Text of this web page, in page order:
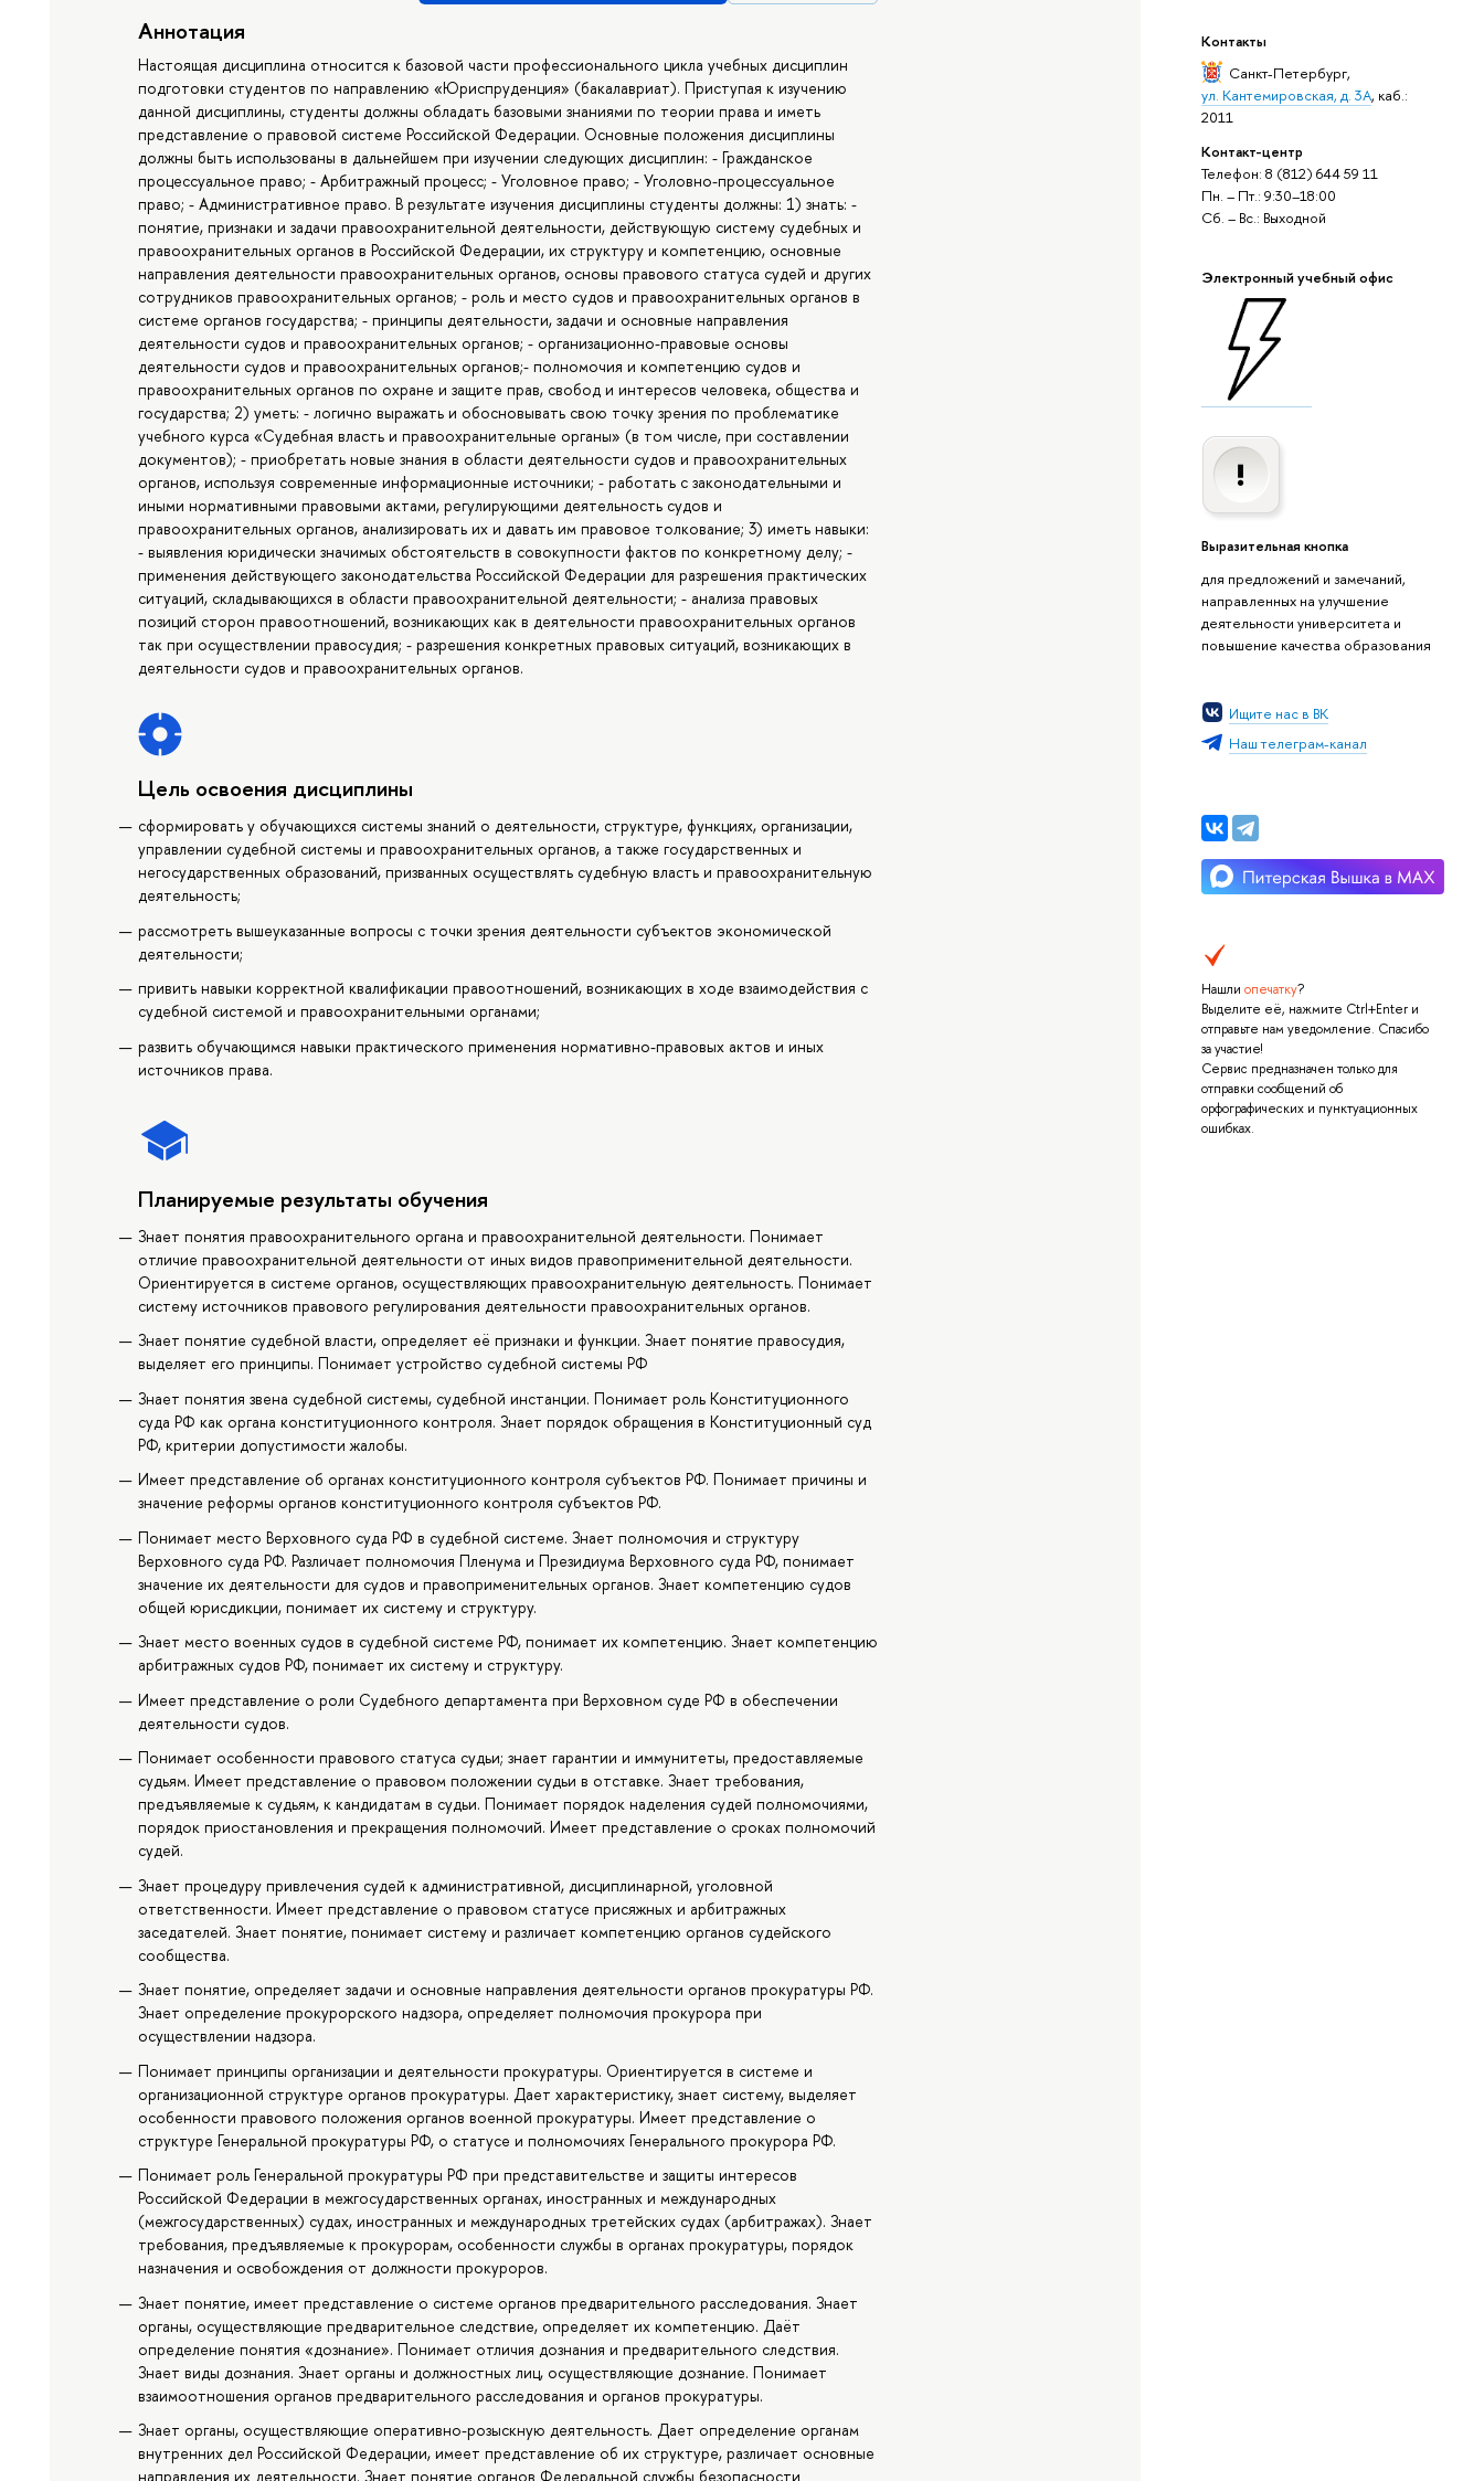
Контакты
Санкт-Петербург,
ул. Кантемировская, д. 3А, каб.:
2011
Контакт-центр
Телефон: 8 (812) 644 59 11
Пн. – Пт.: 9:30–18:00
Сб. – Вс.: Выходной
Электронный учебный офис
Выразительная кнопка
для предложений и замечаний,
направленных на улучшение
деятельности университета и
повышение качества образования
Ищите нас в ВК
Наш телеграм-канал
Нашли опечатку?
Выделите её, нажмите Ctrl+Enter и
отправьте нам уведомление. Спасибо
за участие!
Сервис предназначен только для
отправки сообщений об
орфографических и пунктуационных
ошибках.
Аннотация
Настоящая дисциплина относится к базовой части профессионального цикла учебных дисциплин
подготовки студентов по направлению «Юриспруденция» (бакалавриат). Приступая к изучению
данной дисциплины, студенты должны обладать базовыми знаниями по теории права и иметь
представление о правовой системе Российской Федерации. Основные положения дисциплины
должны быть использованы в дальнейшем при изучении следующих дисциплин: - Гражданское
процессуальное право; - Арбитражный процесс; - Уголовное право; - Уголовно-процессуальное
право; - Административное право. В результате изучения дисциплины студенты должны: 1) знать: -
понятие, признаки и задачи правоохранительной деятельности, действующую систему судебных и
правоохранительных органов в Российской Федерации, их структуру и компетенцию, основные
направления деятельности правоохранительных органов, основы правового статуса судей и других
сотрудников правоохранительных органов; - роль и место судов и правоохранительных органов в
системе органов государства; - принципы деятельности, задачи и основные направления
деятельности судов и правоохранительных органов; - организационно-правовые основы
деятельности судов и правоохранительных органов;- полномочия и компетенцию судов и
правоохранительных органов по охране и защите прав, свобод и интересов человека, общества и
государства; 2) уметь: - логично выражать и обосновывать свою точку зрения по проблематике
учебного курса «Судебная власть и правоохранительные органы» (в том числе, при составлении
документов); - приобретать новые знания в области деятельности судов и правоохранительных
органов, используя современные информационные источники; - работать с законодательными и
иными нормативными правовыми актами, регулирующими деятельность судов и
правоохранительных органов, анализировать их и давать им правовое толкование; 3) иметь навыки:
- выявления юридически значимых обстоятельств в совокупности фактов по конкретному делу; -
применения действующего законодательства Российской Федерации для разрешения практических
ситуаций, складывающихся в области правоохранительной деятельности; - анализа правовых
позиций сторон правоотношений, возникающих как в деятельности правоохранительных органов
так при осуществлении правосудия; - разрешения конкретных правовых ситуаций, возникающих в
деятельности судов и правоохранительных органов.
Цель освоения дисциплины
сформировать у обучающихся системы знаний о деятельности, структуре, функциях, организации,
управлении судебной системы и правоохранительных органов, а также государственных и
негосударственных образований, призванных осуществлять судебную власть и правоохранительную
деятельность;
рассмотреть вышеуказанные вопросы с точки зрения деятельности субъектов экономической
деятельности;
привить навыки корректной квалификации правоотношений, возникающих в ходе взаимодействия с
судебной системой и правоохранительными органами;
развить обучающимся навыки практического применения нормативно-правовых актов и иных
источников права.
Планируемые результаты обучения
Знает понятия правоохранительного органа и правоохранительной деятельности. Понимает
отличие правоохранительной деятельности от иных видов правоприменительной деятельности.
Ориентируется в системе органов, осуществляющих правоохранительную деятельность. Понимает
систему источников правового регулирования деятельности правоохранительных органов.
Знает понятие судебной власти, определяет её признаки и функции. Знает понятие правосудия,
выделяет его принципы. Понимает устройство судебной системы РФ
Знает понятия звена судебной системы, судебной инстанции. Понимает роль Конституционного
суда РФ как органа конституционного контроля. Знает порядок обращения в Конституционный суд
РФ, критерии допустимости жалобы.
Имеет представление об органах конституционного контроля субъектов РФ. Понимает причины и
значение реформы органов конституционного контроля субъектов РФ.
Понимает место Верховного суда РФ в судебной системе. Знает полномочия и структуру
Верховного суда РФ. Различает полномочия Пленума и Президиума Верховного суда РФ, понимает
значение их деятельности для судов и правоприменительных органов. Знает компетенцию судов
общей юрисдикции, понимает их систему и структуру.
Знает место военных судов в судебной системе РФ, понимает их компетенцию. Знает компетенцию
арбитражных судов РФ, понимает их систему и структуру.
Имеет представление о роли Судебного департамента при Верховном суде РФ в обеспечении
деятельности судов.
Понимает особенности правового статуса судьи; знает гарантии и иммунитеты, предоставляемые
судьям. Имеет представление о правовом положении судьи в отставке. Знает требования,
предъявляемые к судьям, к кандидатам в судьи. Понимает порядок наделения судей полномочиями,
порядок приостановления и прекращения полномочий. Имеет представление о сроках полномочий
судей.
Знает процедуру привлечения судей к административной, дисциплинарной, уголовной
ответственности. Имеет представление о правовом статусе присяжных и арбитражных
заседателей. Знает понятие, понимает систему и различает компетенцию органов судейского
сообщества.
Знает понятие, определяет задачи и основные направления деятельности органов прокуратуры РФ.
Знает определение прокурорского надзора, определяет полномочия прокурора при
осуществлении надзора.
Понимает принципы организации и деятельности прокуратуры. Ориентируется в системе и
организационной структуре органов прокуратуры. Дает характеристику, знает систему, выделяет
особенности правового положения органов военной прокуратуры. Имеет представление о
структуре Генеральной прокуратуры РФ, о статусе и полномочиях Генерального прокурора РФ.
Понимает роль Генеральной прокуратуры РФ при представительстве и защиты интересов
Российской Федерации в межгосударственных органах, иностранных и международных
(межгосударственных) судах, иностранных и международных третейских судах (арбитражах). Знает
требования, предъявляемые к прокурорам, особенности службы в органах прокуратуры, порядок
назначения и освобождения от должности прокуроров.
Знает понятие, имеет представление о системе органов предварительного расследования. Знает
органы, осуществляющие предварительное следствие, определяет их компетенцию. Даёт
определение понятия «дознание». Понимает отличия дознания и предварительного следствия.
Знает виды дознания. Знает органы и должностных лиц, осуществляющие дознание. Понимает
взаимоотношения органов предварительного расследования и органов прокуратуры.
Знает органы, осуществляющие оперативно-розыскную деятельность. Дает определение органам
внутренних дел Российской Федерации, имеет представление об их структуре, различает основные
направления их деятельности. Знает понятие органов Федеральной службы безопасности